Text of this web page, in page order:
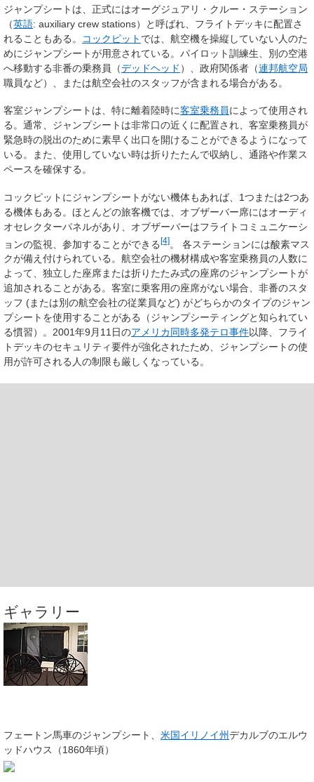
ジャンプシートは、正式にはオーグジュアリ・クルー・ステーション
（英語: auxiliary crew stations）と呼ばれ、フライトデッキに配置さ
れることもある。
コックピット では、航空機を操縦していない人のた
めにジャンプシートが用意されている。パイロット訓練生、別の空港
へ移動する非番の乗務員（デッドヘッド ）、政府関係者（連邦航空局
職員など）、または航空会社のスタッフが含まれる場合がある。
客室ジャンプシートは、特に離着陸時に客室乗務員によって使用され
る。通常、ジャンプシートは非常口の近くに配置され、客室乗務員が
緊急時の脱出のために素早く出口を開けることができるようになって
いる。また、使用していない時は折りたたんで収納し、通路や作業ス
ペースを確保する。
コックピットにジャンプシートがない機体もあれば、1つまたは2つあ
る機体もある。ほとんどの旅客機では、オブザーバー席にはオーディ
オセレクターパネルがあり、オブザーバーはフライトコミュニケーシ
ョンの監視、参加することができる[4]。 各ステーションには酸素マス
クが備え付けられている。航空会社の機材構成や客室乗務員の人数に
よって、独立した座席または折りたたみ式の座席のジャンプシートが
追加されることがある。客室に乗客用の座席がない場合、非番のスタ
ッフ (または別の航空会社の従業員など) がどちらかのタイプのジャン
プシートを使用することがある（ジャンプシーティングと知られてい
る慣習）。2001年9月11日のアメリカ同時多発テロ事件以降、フライ
トデッキのセキュリティ要件が強化されたため、ジャンプシートの使
用が許可される人の制限も厳しくなっている。
ギャラリー
フェートン馬車のジャンプシート、 米国イリノイ州デカルブのエルウ
ッドハウス（1860年頃）